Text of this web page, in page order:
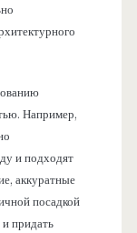
Например,
и подходят
аккуратные
посадкой
придать